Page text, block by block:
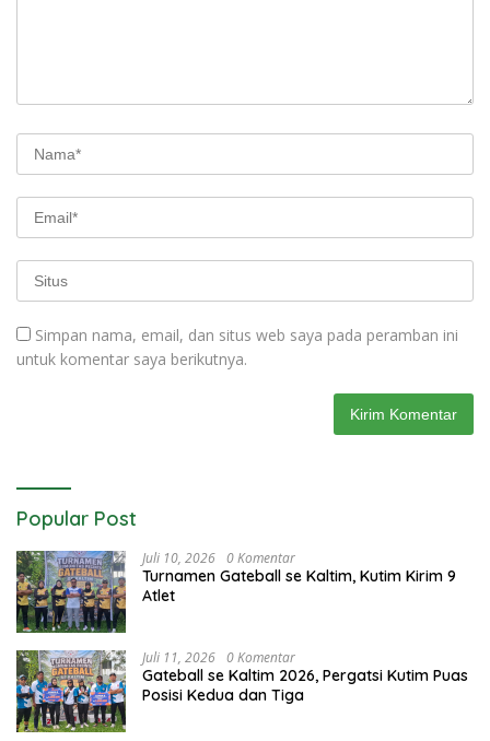
Simpan nama, email, dan situs web saya pada peramban ini
untuk komentar saya berikutnya.
Popular Post
Juli 10, 2026 0 Komentar
Turnamen Gateball se Kaltim, Kutim Kirim 9
Atlet
Juli 11, 2026 0 Komentar
Gateball se Kaltim 2026, Pergatsi Kutim Puas
Posisi Kedua dan Tiga